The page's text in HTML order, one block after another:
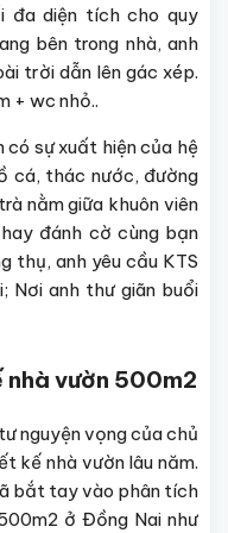
diện tích cho quy
bên trong nhà, anh
trời dẫn lên gác xép.
+ wc nhỏ..
có sự xuất hiện của hệ
cá, thác nước, đường
nằm giữa khuôn viên
đánh cờ cùng bạn
thụ, anh yêu cầu KTS
Nơi anh thư giãn buổi
nhà vườn 500m2
nguyện vọng của chủ
kế nhà vườn lâu năm.
bắt tay vào phân tích
ở Đồng Nai như